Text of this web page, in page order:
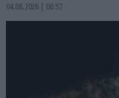
04.08.2026 | 06:57